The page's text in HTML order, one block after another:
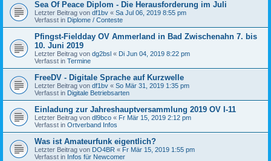
Sea Of Peace Diplom - Die Herausforderung im Juli
Letzter Beitrag von df1bv « Sa Jul 06, 2019 8:55 pm
Verfasst in Diplome / Conteste
Pfingst-Fieldday OV Ammerland in Bad Zwischenahn 7. bis
10. Juni 2019
Letzter Beitrag von dg2bsl « Di Jun 04, 2019 8:22 pm
Verfasst in Termine
FreeDV - Digitale Sprache auf Kurzwelle
Letzter Beitrag von df1bv « So Mär 31, 2019 1:35 pm
Verfasst in Digitale Betriebsarten
Einladung zur Jahreshauptversammlung 2019 OV I-11
Letzter Beitrag von dl9bco « Fr Mär 15, 2019 2:12 pm
Verfasst in Ortverband Infos
Was ist Amateurfunk eigentlich?
Letzter Beitrag von DO4BR « Fr Mär 15, 2019 1:55 pm
Verfasst in Infos für Newcomer